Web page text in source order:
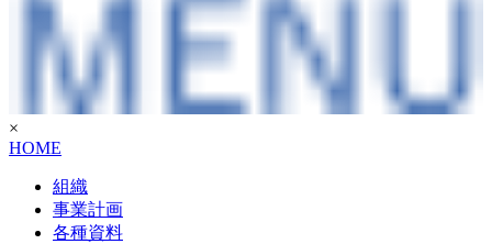
×
HOME
組織
事業計画
各種資料